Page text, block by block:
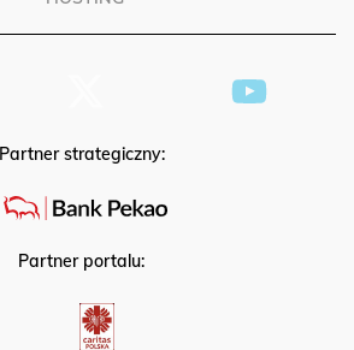
Partner strategiczny:
Partner portalu: